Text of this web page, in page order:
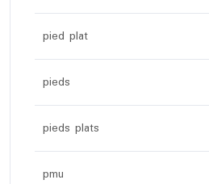
pied plat
pieds
pieds plats
pmu